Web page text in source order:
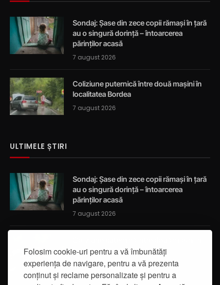
Folosim cookie-uri pentru a vă îmbunătăți
experiența de navigare, pentru a vă prezenta
conținut și reclame personalizate și pentru a
Sondaj: Șase din zece copii rămași în țară
au o singură dorință – întoarcerea
părinților acasă
7 august 2026
Coliziune puternică între două mașini în
localitatea Bordea
7 august 2026
ULTIMELE ȘTIRI
Sondaj: Șase din zece copii rămași în țară
au o singură dorință – întoarcerea
părinților acasă
7 august 2026
localitatea Bordea
7 august 2026